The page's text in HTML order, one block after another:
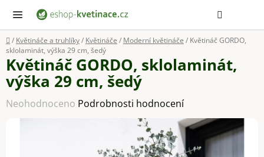
obsah
Domů
/ Květináče a truhlíky/ Květináče / Moderní květináče / Květináč GORDO,
sklolaminát, výška 29 cm, šedý
Květináč GORDO, sklolaminát,
výška 29 cm, šedý
Průměrné
Neohodnoceno Podrobnosti hodnocení